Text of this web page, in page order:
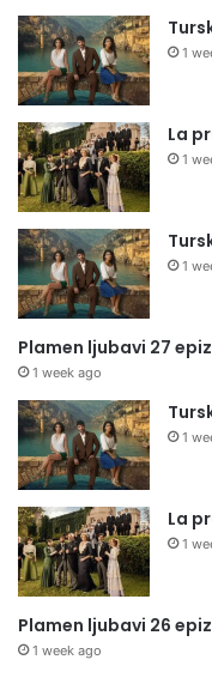
1
La
1
1
Plamen ljubavi 27
1 week ago
1
La
1
Plamen ljubavi 26
1 week ago